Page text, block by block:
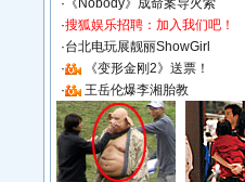
· 《Nobody》成命案导火索
·搜狐娱乐招聘：加入我们吧！
·台北电玩展靓丽ShowGirl
·
《变形金刚2》送票！
·
王岳伦爆李湘胎教